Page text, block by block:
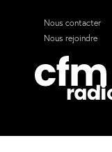
Nous contacter
Nous rejoindre